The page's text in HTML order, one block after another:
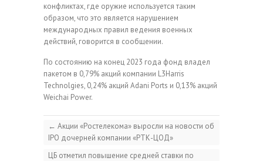
конфликтах, где оружие используется таким
образом, что это является нарушением
международных правил ведения военных
действий, говорится в сообщении.
По состоянию на конец 2023 года фонд владел
пакетом в 0,79% акций компании L3Harris
Technolgies, 0,24% акций Adani Ports и 0,13% акций
Weichai Power.
← Акции «Ростелекома» выросли на новости об
IPO дочерней компании «РТК-ЦОД»
ЦБ отметил повышение средней ставки по